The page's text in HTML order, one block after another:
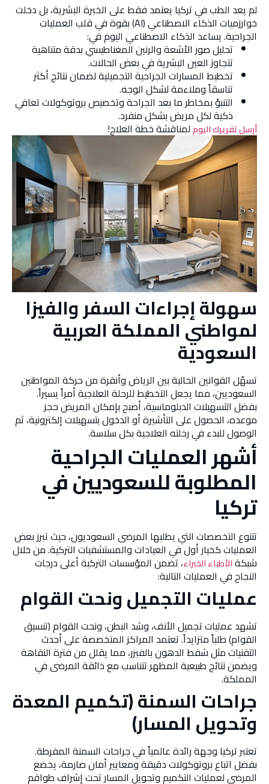
لم يعد الطب في تركيا يعتمد فقط على الخبرة البشرية، بل دخلت
خوارزميات الذكاء الاصطناعي (AI) بقوة في قلب العمليات
الجراحية. يساعد الذكاء الاصطناعي اليوم في:
تحليل صور الأشعة والرنين المغناطيسي بدقة متناهية
تتجاوز العين البشرية في بعض الحالات.
تخطيط المسارات الجراحية التجميلية لضمان نتائج أكثر
تناسقاً وملاءمة لشكل الوجه.
التنبؤ بمخاطر ما بعد الجراحة وتخصيص بروتوكولات تعافي
ذكية لكل مريض بشكل منفرد.
أرسل تقريرك اليوملمناقشة خطة العلاج!
سهولة إجراءات السفر والفيزا
لمواطني المملكة العربية
السعودية
تسهّل القوانين الحالية بين الرياض وأنقرة من حركة المواطنين
السعوديين، مما يجعل التخطيط للرحلة العلاجية أمراً يسيراً.
بفضل التسهيلات الدبلوماسية، أصبح بإمكان المريض حجز
موعده، الحصول على التأشيرة أو الدخول بتسهيلات إلكترونية، ثم
الوصول للبدء في رحلته العلاجية بكل سلاسة.
أشهر العمليات الجراحية
المطلوبة للسعوديين في
تركيا
تتنوع التخصصات التي يطلبها المرضى السعوديون، حيث تبرز بعض
العمليات كخيار أول في العيادات والمستشفيات التركية. من خلال
شبكةالأطباء الخبراء، تضمن المؤسسات التركية أعلى درجات
النجاح في العمليات التالية:
عمليات التجميل ونحت القوام
تشهد عمليات تجميل الأنف، وشد البطن، ونحت القوام (تنسيق
القوام) طلباً متزايداً. تعتمد المراكز المتخصصة على أحدث
التقنيات مثل شفط الدهون بالفيزر، مما يقلل من فترة النقاهة
ويضمن نتائج طبيعية المظهر تتناسب مع ذائقة المرضى في
المملكة.
جراحات السمنة (تكميم المعدة
وتحويل المسار)
تعتبر تركيا وجهة رائدة عالمياً في جراحات السمنة المفرطة.
بفضل اتباع بروتوكولات دقيقة ومعايير أمان صارمة، يخضع
المرضى لعمليات التكميم وتحويل المسار تحت إشراف طواقم